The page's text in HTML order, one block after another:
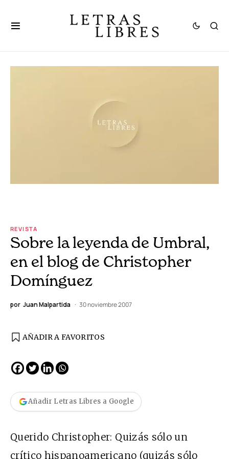
REVISTA
Sobre la leyenda de Umbral,
en el blog de Christopher
Domínguez
por Juan Malpartida 30 noviembre 2007
AÑADIR A FAVORITOS
Añadir Letras Libres a Google
Querido Christopher: Quizás sólo un
crítico hispanoamericano (quizás sólo